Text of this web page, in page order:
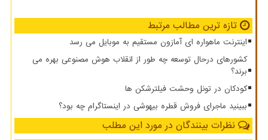
تازه ترین مطالب مرتبط
اینترنت ماهواره ای آمازون مستقیم به موبایل می رسد
کشورهای درحال توسعه چه طور از انقلاب هوش مصنوعی بهره می
برند؟
کودکان در تونل وحشت فیلترشکن ها
ببینید ماجرای فروش قطره بیهوشی در اینستاگرام چه بود؟
نظرات بینندگان در مورد این مطلب